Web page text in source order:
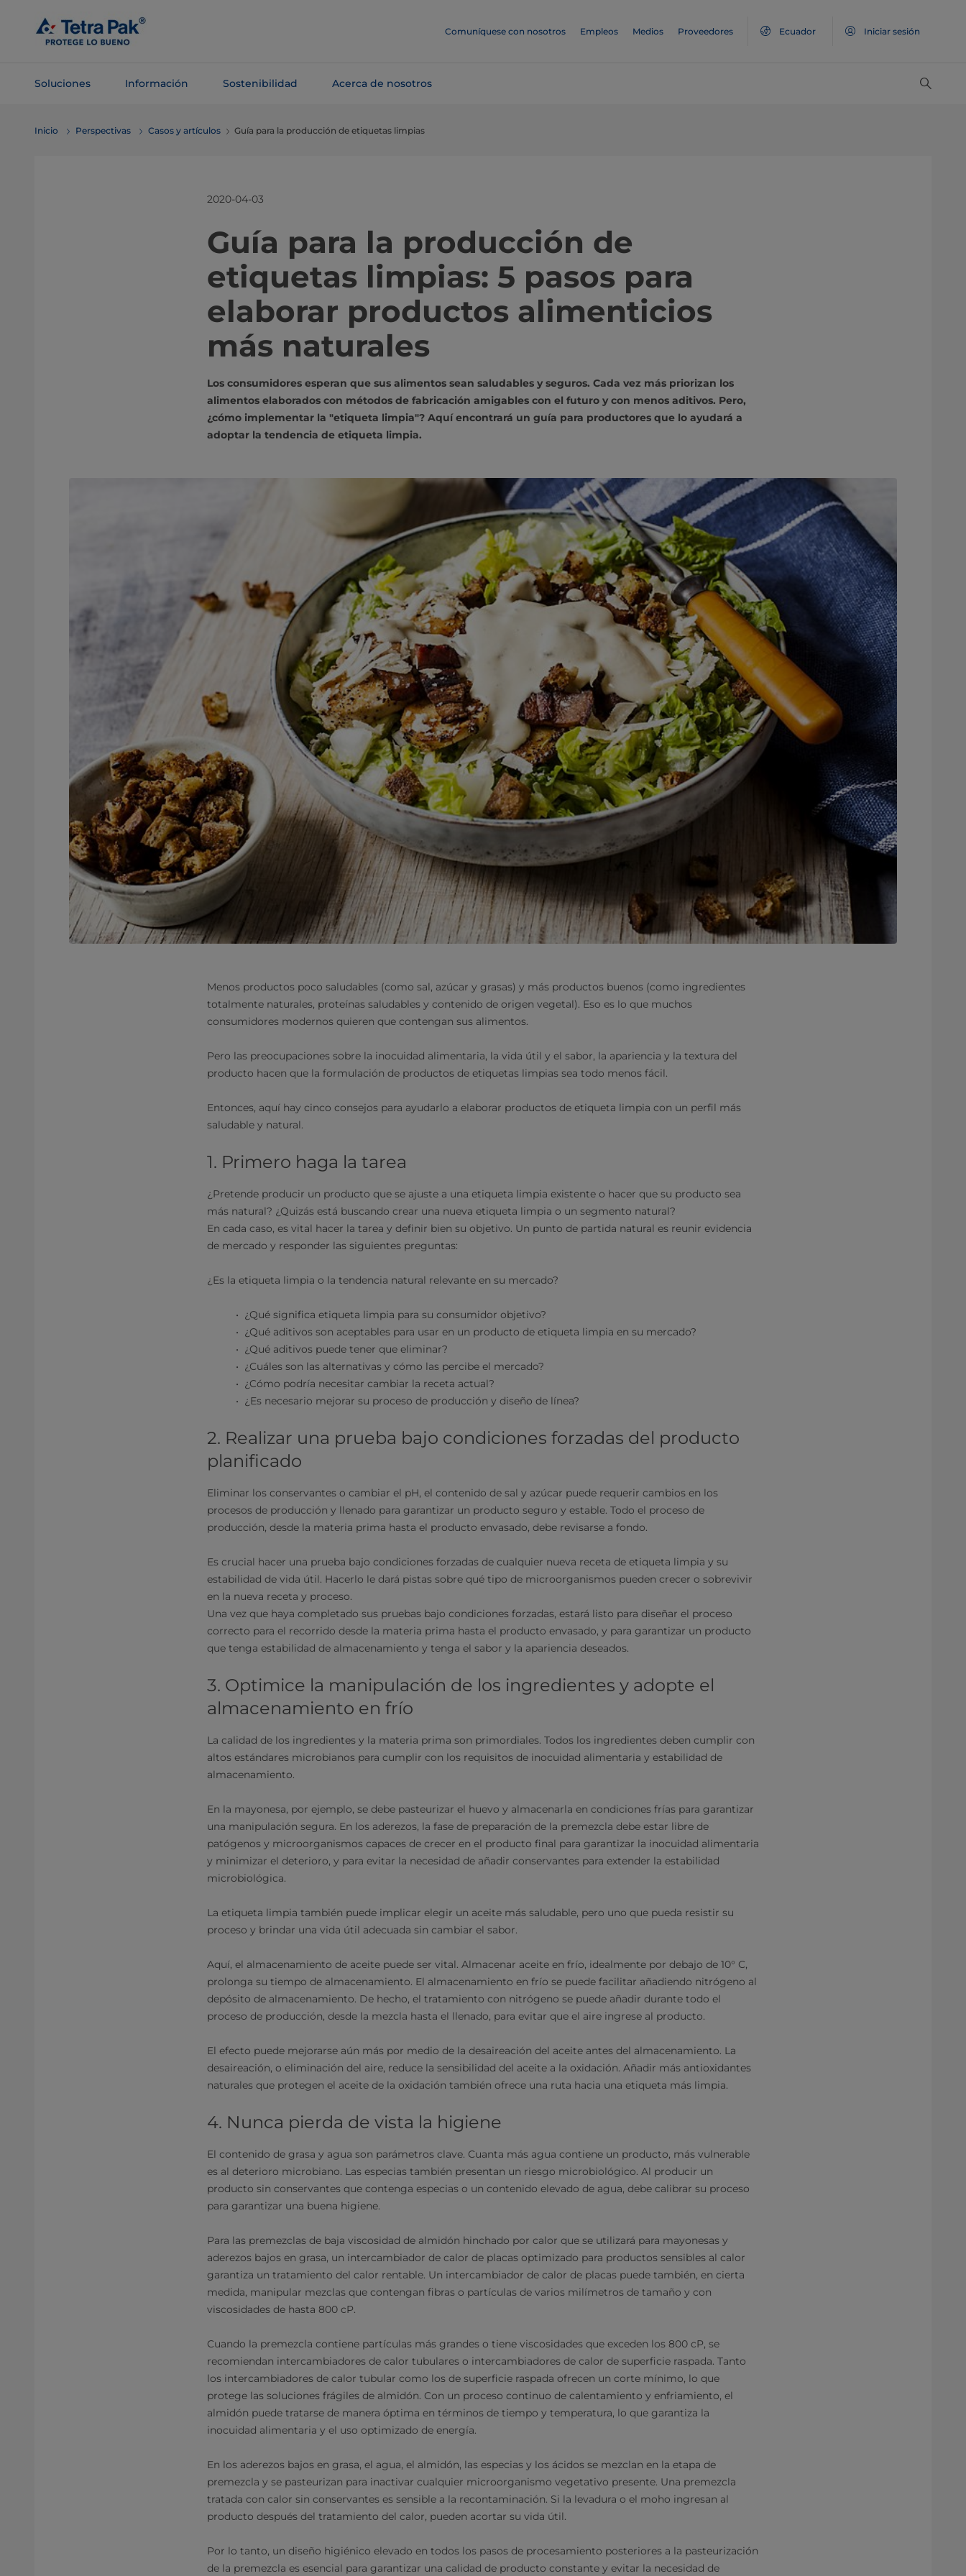
contenido
principal
Comuníquese con nosotros Empleos Medios Proveedores Ecuador Iniciar sesión
Soluciones Información Sostenibilidad Acerca de nosotros
navegación
Inicio Perspectivas Casos y artículos Guía para la producción de etiquetas limpias
2020-04-03
Guía para la producción de
etiquetas limpias: 5 pasos para
elaborar productos alimenticios
más naturales
Los consumidores esperan que sus alimentos sean saludables y seguros. Cada vez más priorizan los
alimentos elaborados con métodos de fabricación amigables con el futuro y con menos aditivos. Pero,
¿cómo implementar la "etiqueta limpia"? Aquí encontrará un guía para productores que lo ayudará a
adoptar la tendencia de etiqueta limpia.
Menos productos poco saludables (como sal, azúcar y grasas) y más productos buenos (como ingredientes
totalmente naturales, proteínas saludables y contenido de origen vegetal). Eso es lo que muchos
consumidores modernos quieren que contengan sus alimentos.
Pero las preocupaciones sobre la inocuidad alimentaria, la vida útil y el sabor, la apariencia y la textura del
producto hacen que la formulación de productos de etiquetas limpias sea todo menos fácil.
Entonces, aquí hay cinco consejos para ayudarlo a elaborar productos de etiqueta limpia con un perfil más
saludable y natural.
1. Primero haga la tarea
¿Pretende producir un producto que se ajuste a una etiqueta limpia existente o hacer que su producto sea
más natural? ¿Quizás está buscando crear una nueva etiqueta limpia o un segmento natural?
En cada caso, es vital hacer la tarea y definir bien su objetivo. Un punto de partida natural es reunir evidencia
de mercado y responder las siguientes preguntas:
¿Es la etiqueta limpia o la tendencia natural relevante en su mercado?
¿Qué significa etiqueta limpia para su consumidor objetivo?
¿Qué aditivos son aceptables para usar en un producto de etiqueta limpia en su mercado?
¿Qué aditivos puede tener que eliminar?
¿Cuáles son las alternativas y cómo las percibe el mercado?
¿Cómo podría necesitar cambiar la receta actual?
¿Es necesario mejorar su proceso de producción y diseño de línea?
2. Realizar una prueba bajo condiciones forzadas del producto
planificado
Eliminar los conservantes o cambiar el pH, el contenido de sal y azúcar puede requerir cambios en los
procesos de producción y llenado para garantizar un producto seguro y estable. Todo el proceso de
producción, desde la materia prima hasta el producto envasado, debe revisarse a fondo.
Es crucial hacer una prueba bajo condiciones forzadas de cualquier nueva receta de etiqueta limpia y su
estabilidad de vida útil. Hacerlo le dará pistas sobre qué tipo de microorganismos pueden crecer o sobrevivir
en la nueva receta y proceso.
Una vez que haya completado sus pruebas bajo condiciones forzadas, estará listo para diseñar el proceso
correcto para el recorrido desde la materia prima hasta el producto envasado, y para garantizar un producto
que tenga estabilidad de almacenamiento y tenga el sabor y la apariencia deseados.
3. Optimice la manipulación de los ingredientes y adopte el
almacenamiento en frío
La calidad de los ingredientes y la materia prima son primordiales. Todos los ingredientes deben cumplir con
altos estándares microbianos para cumplir con los requisitos de inocuidad alimentaria y estabilidad de
almacenamiento.
En la mayonesa, por ejemplo, se debe pasteurizar el huevo y almacenarla en condiciones frías para garantizar
una manipulación segura. En los aderezos, la fase de preparación de la premezcla debe estar libre de
patógenos y microorganismos capaces de crecer en el producto final para garantizar la inocuidad alimentaria
y minimizar el deterioro, y para evitar la necesidad de añadir conservantes para extender la estabilidad
microbiológica.
La etiqueta limpia también puede implicar elegir un aceite más saludable, pero uno que pueda resistir su
proceso y brindar una vida útil adecuada sin cambiar el sabor.
Aquí, el almacenamiento de aceite puede ser vital. Almacenar aceite en frío, idealmente por debajo de 10° C,
prolonga su tiempo de almacenamiento. El almacenamiento en frío se puede facilitar añadiendo nitrógeno al
depósito de almacenamiento. De hecho, el tratamiento con nitrógeno se puede añadir durante todo el
proceso de producción, desde la mezcla hasta el llenado, para evitar que el aire ingrese al producto.
El efecto puede mejorarse aún más por medio de la desaireación del aceite antes del almacenamiento. La
desaireación, o eliminación del aire, reduce la sensibilidad del aceite a la oxidación. Añadir más antioxidantes
naturales que protegen el aceite de la oxidación también ofrece una ruta hacia una etiqueta más limpia.
4. Nunca pierda de vista la higiene
El contenido de grasa y agua son parámetros clave. Cuanta más agua contiene un producto, más vulnerable
es al deterioro microbiano. Las especias también presentan un riesgo microbiológico. Al producir un
producto sin conservantes que contenga especias o un contenido elevado de agua, debe calibrar su proceso
para garantizar una buena higiene.
Para las premezclas de baja viscosidad de almidón hinchado por calor que se utilizará para mayonesas y
aderezos bajos en grasa, un intercambiador de calor de placas optimizado para productos sensibles al calor
garantiza un tratamiento del calor rentable. Un intercambiador de calor de placas puede también, en cierta
medida, manipular mezclas que contengan fibras o partículas de varios milímetros de tamaño y con
viscosidades de hasta 800 cP.
Cuando la premezcla contiene partículas más grandes o tiene viscosidades que exceden los 800 cP, se
recomiendan intercambiadores de calor tubulares o intercambiadores de calor de superficie raspada. Tanto
los intercambiadores de calor tubular como los de superficie raspada ofrecen un corte mínimo, lo que
protege las soluciones frágiles de almidón. Con un proceso continuo de calentamiento y enfriamiento, el
almidón puede tratarse de manera óptima en términos de tiempo y temperatura, lo que garantiza la
inocuidad alimentaria y el uso optimizado de energía.
En los aderezos bajos en grasa, el agua, el almidón, las especias y los ácidos se mezclan en la etapa de
premezcla y se pasteurizan para inactivar cualquier microorganismo vegetativo presente. Una premezcla
tratada con calor sin conservantes es sensible a la recontaminación. Si la levadura o el moho ingresan al
producto después del tratamiento del calor, pueden acortar su vida útil.
Por lo tanto, un diseño higiénico elevado en todos los pasos de procesamiento posteriores a la pasteurización
de la premezcla es esencial para garantizar una calidad de producto constante y evitar la necesidad de